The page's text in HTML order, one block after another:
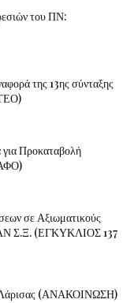
του ΠΝ:
της 13ης σύνταξης
για Προκαταβολή
σε Αξιωματικούς
Σ.Ξ. (ΕΓΚΥΚΛΙΟΣ 137
(ΑΝΑΚΟΙΝΩΣΗ)